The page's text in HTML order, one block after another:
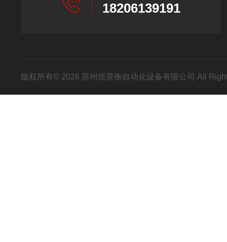
18206139191
版权所有© 2026 苏州煜景衡自动化设备有限公司 All